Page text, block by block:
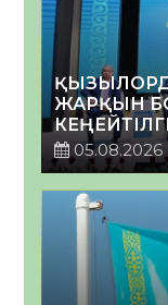
ЖАРҚЫН
05.08.2026